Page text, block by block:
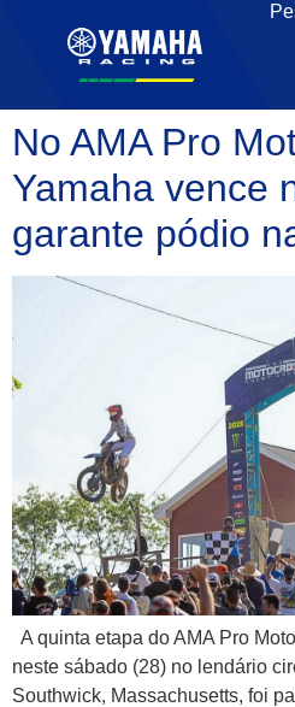
No AMA Pro
Yamaha vence
garante pódio
A quinta etapa do AMA Pro
neste sábado (28) no lendário
Southwick, Massachusetts, foi